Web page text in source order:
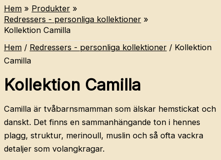
Hem
Produkter
Redressers - personliga kollektioner
Kollektion Camilla
Hem / Redressers - personliga kollektioner / Kollektion
Camilla
Kollektion Camilla
Camilla är tvåbarnsmamman som älskar hemstickat och
danskt. Det finns en sammanhängande ton i hennes
plagg, struktur, merinoull, muslin och så ofta vackra
detaljer som volangkragar.